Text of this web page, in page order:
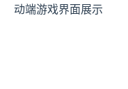
动端游戏界面展示